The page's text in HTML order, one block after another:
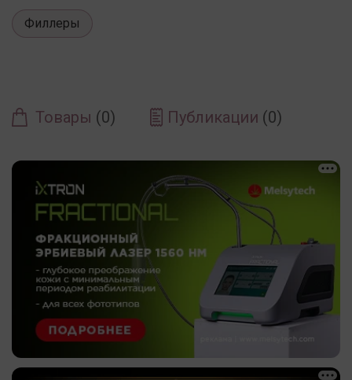
Филлеры
Товары (0) Публикации (0)